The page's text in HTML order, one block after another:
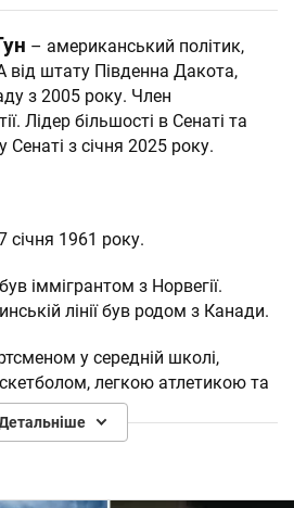
– американський політик,
штату Південна Дакота,
з 2005 року. Член
Лідер більшості в Сенаті та
Сенаті з січня 2025 року.
1961 року.
іммігрантом з Норвегії.
лінії був родом з Канади.
у середній школі,
легкою атлетикою та
мистецтв у галузі